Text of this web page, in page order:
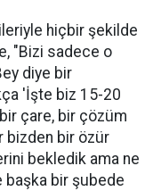
hiçbir şekilde
"Bizi sadece o
diye bir
'İşte biz 15-20
bir çare, bir çözüm
bizden bir özür
bekledik ama ne
başka bir şubede